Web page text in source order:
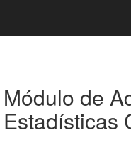
Módulo de
Estadísticas